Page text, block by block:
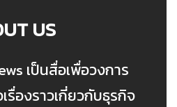
US
เป็นสื่อเพื่อวงการ
รื่องราวเกี่ยวกับธุรกิจ